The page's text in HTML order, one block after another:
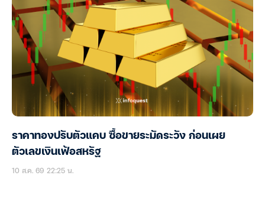
ราคาทองปรับตัวแคบ ซื้อขายระมัดระวัง ก่อนเผย
ตัวเลขเงินเฟ้อสหรัฐ
10 ส.ค. 69 22:25 น.